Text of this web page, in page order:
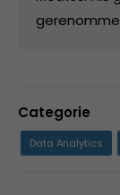
Categorie
Data Analytics